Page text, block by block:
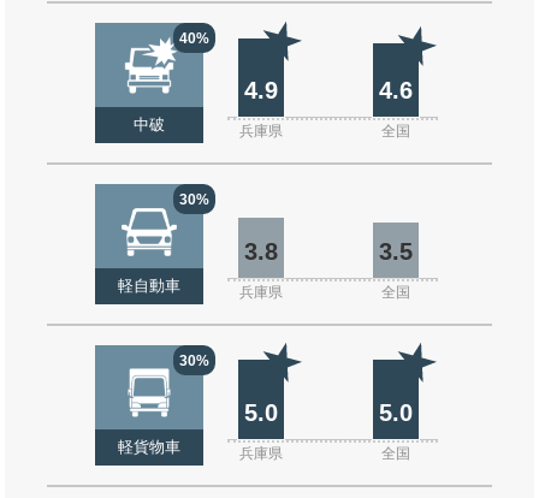
40%
中破
4.9 4.6
兵庫県 全国
30%
軽自動車
3.8 3.5
兵庫県 全国
30%
軽貨物車
5.0 5.0
兵庫県 全国